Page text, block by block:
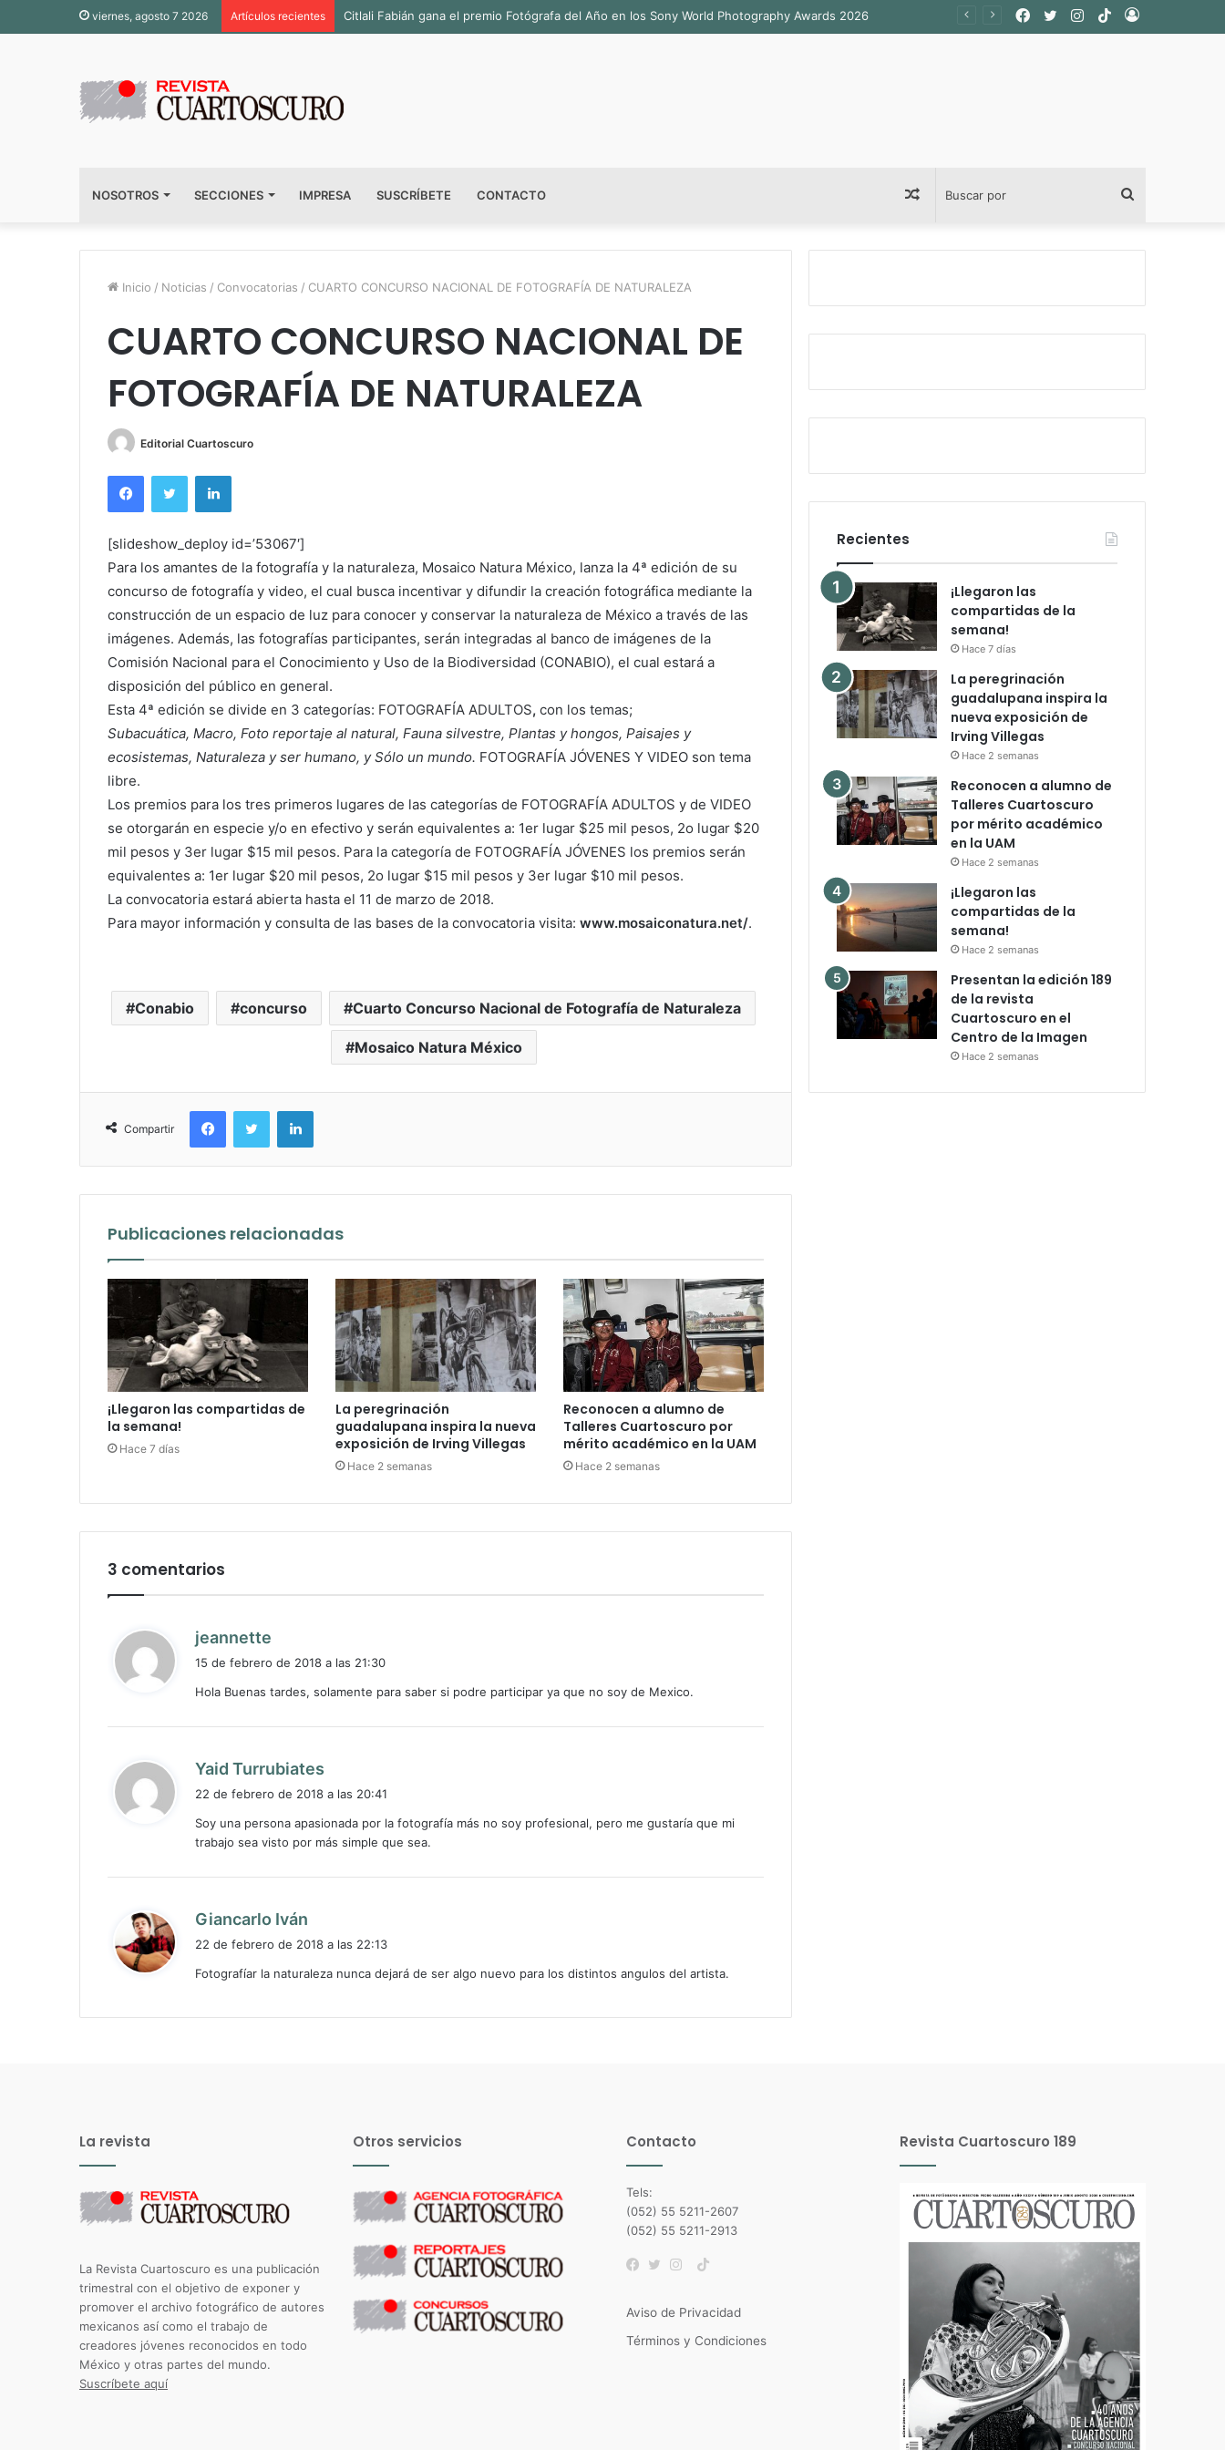
viernes, agosto 7 2026 Artículos recientes Inauguran sala permanente «Pedro Valtierra» en la Fototeca de Zacatecas Acceso
TikTok
Instagram
Twitter
Facebook
NOSOTROS SECCIONES IMPRESA SUSCRÍBETE CONTACTO
por
Publicación
al
azar
Inicio / Noticias / Convocatorias / CUARTO CONCURSO NACIONAL DE FOTOGRAFÍA DE NATURALEZA
CUARTO CONCURSO NACIONAL DE
FOTOGRAFÍA DE NATURALEZA
Editorial Cuartoscuro
FacebookTwitter LinkedIn
[slideshow_deploy id=’53067′]
Para los amantes de la fotografía y la naturaleza, Mosaico Natura México, lanza la 4ª edición de su
concurso de fotografía y video, el cual busca incentivar y difundir la creación fotográfica mediante la
construcción de un espacio de luz para conocer y conservar la naturaleza de México a través de las
imágenes. Además, las fotografías participantes, serán integradas al banco de imágenes de la
Comisión Nacional para el Conocimiento y Uso de la Biodiversidad (CONABIO), el cual estará a
disposición del público en general.
Esta 4ª edición se divide en 3 categorías: FOTOGRAFÍA ADULTOS, con los temas;
Subacuática, Macro, Foto reportaje al natural, Fauna silvestre, Plantas y hongos, Paisajes y
ecosistemas, Naturaleza y ser humano, y Sólo un mundo. FOTOGRAFÍA JÓVENES Y VIDEO son tema
libre.
Los premios para los tres primeros lugares de las categorías de FOTOGRAFÍA ADULTOS y de VIDEO
se otorgarán en especie y/o en efectivo y serán equivalentes a: 1er lugar $25 mil pesos, 2o lugar $20
mil pesos y 3er lugar $15 mil pesos. Para la categoría de FOTOGRAFÍA JÓVENES los premios serán
equivalentes a: 1er lugar $20 mil pesos, 2o lugar $15 mil pesos y 3er lugar $10 mil pesos.
La convocatoria estará abierta hasta el 11 de marzo de 2018.
Para mayor información y consulta de las bases de la convocatoria visita: www.mosaiconatura.net/.
Conabio concurso Cuarto Concurso Nacional de Fotografía de Naturaleza
Mosaico Natura México
Compartir
FacebookTwitter LinkedIn
Publicaciones relacionadas
¡Llegaron las compartidas de
la semana!
Hace 7 días
La peregrinación
guadalupana inspira la nueva
exposición de Irving Villegas
Hace 2 semanas
Reconocen a alumno de
Talleres Cuartoscuro por
mérito académico en la UAM
Hace 2 semanas
3 comentarios
jeannette
e
15 de febrero de 2018 a las 21:30
Hola Buenas tardes, solamente para saber si podre participar ya que no soy de Mexico.
Yaid Turrubiates
e
:
22 de febrero de 2018 a las 20:41
Soy una persona apasionada por la fotografía más no soy profesional, pero me gustaría que mi
trabajo sea visto por más simple que sea.
Giancarlo Iván
i
e
22 de febrero de 2018 a las 22:13
Fotografíar la naturaleza nunca dejará de ser algo nuevo para los distintos angulos del artista.
Recientes
¡Llegaron las
compartidas de la
semana!
Hace 7 días
La peregrinación
guadalupana inspira la
nueva exposición de
Irving Villegas
Hace 2 semanas
Reconocen a alumno de
Talleres Cuartoscuro
por mérito académico
en la UAM
Hace 2 semanas
¡Llegaron las
compartidas de la
semana!
Hace 2 semanas
Presentan la edición 189
de la revista
Cuartoscuro en el
Centro de la Imagen
Hace 2 semanas
La revista
La Revista Cuartoscuro es una publicación
trimestral con el objetivo de exponer y
promover el archivo fotográfico de autores
mexicanos así como el trabajo de
creadores jóvenes reconocidos en todo
México y otras partes del mundo.
Suscríbete aquí
Otros servicios Contacto
Tels:
(052) 55 5211-2607
(052) 55 5211-2913
TikTok
Aviso de Privacidad
Términos y Condiciones
Revista Cuartoscuro 189